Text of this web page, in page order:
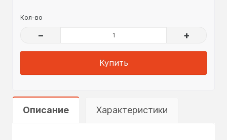
Кол-во
– +
Купить
Описание Характеристики